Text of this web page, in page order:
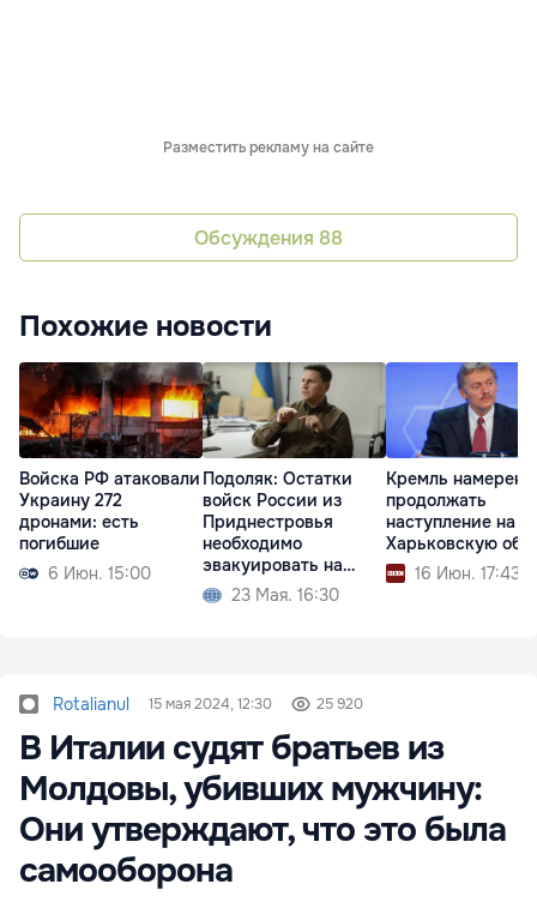
Разместить рекламу на сайте
Обсуждения 88
Похожие новости
Войска РФ атаковали
Украину 272
дронами: есть
погибшие
6 Июн. 15:00
Подоляк: Остатки
войск России из
Приднестровья
необходимо
эвакуировать на
самолетах
23 Мая. 16:30
Кремль намерен
продолжать
наступление на
Харьковскую
16 Июн. 17:43
Rotalianul 15 мая 2024, 12:30 25 920
В Италии судят братьев из
Молдовы, убивших мужчину:
Они утверждают, что это была
самооборона